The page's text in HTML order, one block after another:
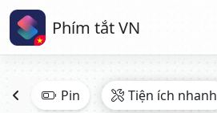
Phím tắt VN
Pin Tiện ích nhanh